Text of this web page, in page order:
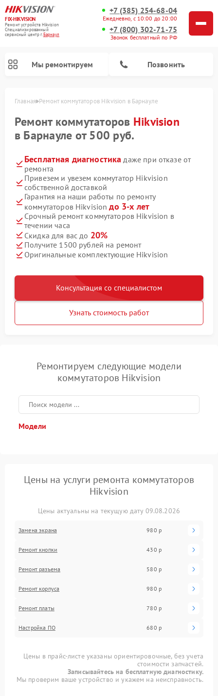
FIX-HIKVISION
Ремонт устройств Hikvision
Специализированный
cервисный центр г.Барнаул
+7 (385) 254-68-04
Ежедневно, с 10:00 до 20:00
+7 (800) 302-71-75
Звонок бесплатный по РФ
Мы ремонтируем Позвонить
Главная Ремонт коммутаторов Hikvision в Барнауле
Ремонт коммутаторов Hikvision
в Барнауле от 500 руб.
Бесплатная диагностика даже при отказе от
ремонта
Привезем и увезем коммутатор Hikvision
собственной доставкой
Гарантия на наши работы по ремонту
коммутаторов Hikvisionдо 3-х лет
Срочный ремонт коммутаторов Hikvision в
течении часа
Скидка для вас до 20%
Получите 1500 рублей на ремонт
Оригинальные комплектующие Hikvision
Консультация со специалистом
Узнать стоимость работ
Ремонтируем следующие модели
коммутаторов Hikvision
Модели
Цены на услуги ремонта коммутаторов
Hikvision
Цены актуальны на текущую дату 09.08.2026
Замена экрана 980 р
Ремонт кнопки 430 р
Ремонт разъема 580 р
Ремонт корпуса 980 р
Ремонт платы 780 р
Настройка ПО 680 р
Цены в прайс-листе указаны ориентировочные, без учета
стоимости запчастей.
Записывайтесь на бесплатную диагностику.
Мы проверим ваше устройство и укажем на неисправность.